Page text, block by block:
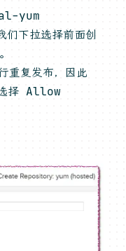
yum
下拉选择前面创
重复发布，因此
择 Allow